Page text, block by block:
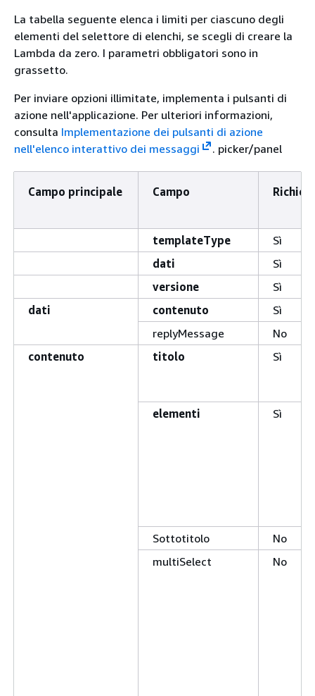
La tabella seguente elenca i limiti per ciascuno degli
elementi del selettore di elenchi, se scegli di creare la
Lambda da zero. I parametri obbligatori sono in
grassetto.
Per inviare opzioni illimitate, implementa i pulsanti di
azione nell'applicazione. Per ulteriori informazioni,
consulta Implementazione dei pulsanti di azione
nell'elenco interattivo dei messaggi
. picker/panel
Campo principale Campo
templateType
Sì
dati
Sì
versione
Sì
dati
contenuto
Sì
replyMessage
No
contenuto
titolo Sì
elementi Sì
Sottotitolo
No
multiSelect
No